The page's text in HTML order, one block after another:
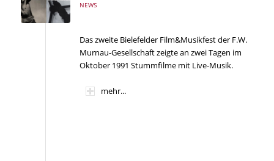
NEWS
Das zweite Bielefelder Film&Musikfest der F.W.
Murnau-Gesellschaft zeigte an zwei Tagen im
Oktober 1991 Stummfilme mit Live-Musik.
mehr...